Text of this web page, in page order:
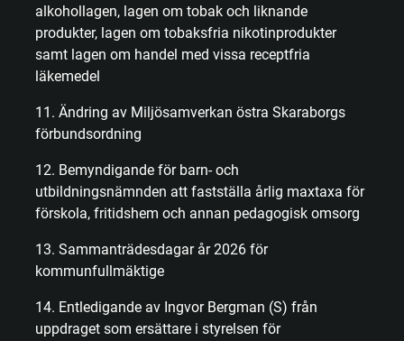
alkohollagen, lagen om tobak och liknande
produkter, lagen om tobaksfria nikotinprodukter
samt lagen om handel med vissa receptfria
läkemedel
11. Ändring av Miljösamverkan östra Skaraborgs
förbundsordning
12. Bemyndigande för barn- och
utbildningsnämnden att fastställa årlig maxtaxa för
förskola, fritidshem och annan pedagogisk omsorg
13. Sammanträdesdagar år 2026 för
kommunfullmäktige
14. Entledigande av Ingvor Bergman (S) från
uppdraget som ersättare i styrelsen för